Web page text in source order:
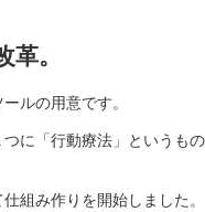
。
ルの用意です。
に「行動療法」というもの
組み作りを開始しました。